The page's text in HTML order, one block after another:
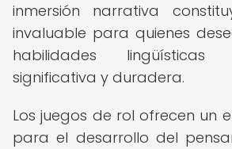
inmersión narrativa
invaluable para quienes
habilidades
significativa y duradera.
Los juegos de rol ofrecen un
para el desarrollo del